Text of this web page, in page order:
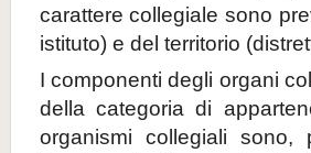
carattere collegiale sono
istituto) e del territorio
I componenti degli organi
della categoria di
organismi collegiali